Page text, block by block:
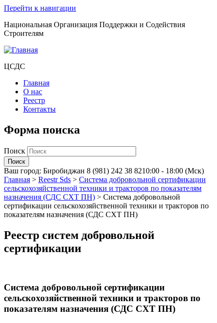
Перейти к навигации
Национальная Организация Поддержки и Содействия
Строителям
ЦСДС
Главная
О нас
Реестр
Контакты
Форма поиска
Поиск
Ваш город: Биробиджан 8 (981) 242 38 8210:00 - 18:00 (Мск)
Главная > Reestr Sds > Система добровольной сертификации
сельскохозяйственной техники и тракторов по показателям
назначения (СДС СХТ ПН) > Система добровольной
сертификации сельскохозяйственной техники и тракторов по
показателям назначения (СДС СХТ ПН)
Реестр систем добровольной
сертификации
Система добровольной сертификации
сельскохозяйственной техники и тракторов по
показателям назначения (СДС СХТ ПН)